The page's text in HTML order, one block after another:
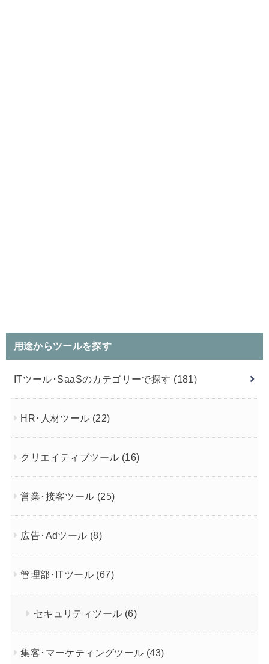
用途からツールを探す
ITツール･SaaSのカテゴリーで探す (181)
HR･人材ツール (22)
クリエイティブツール (16)
営業･接客ツール (25)
広告･Adツール (8)
管理部･ITツール (67)
セキュリティツール (6)
集客･マーケティングツール (43)